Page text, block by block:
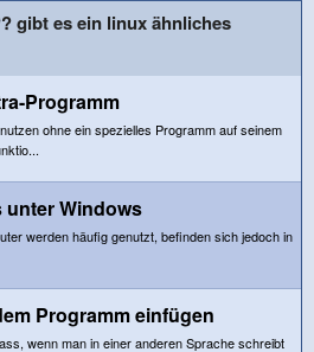
gibt es ein linux ähnliches
Programm
ohne ein spezielles Programm auf seinem
Windows
werden häufig genutzt, befinden sich jedoch in
Programm einfügen
wenn man in einer anderen Sprache schreibt